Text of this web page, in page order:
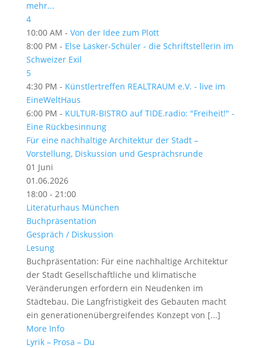
mehr...
4
10:00 AM - Von der Idee zum Plott
8:00 PM - Else Lasker-Schüler - die Schriftstellerin im
Schweizer Exil
5
4:30 PM - Künstlertreffen REALTRAUM e.V. - live im
EineWeltHaus
6:00 PM - KULTUR-BISTRO auf TIDE.radio: "Freiheit!" -
Eine Rückbesinnung
Für eine nachhaltige Architektur der Stadt –
Vorstellung, Diskussion und Gesprächsrunde
01 Juni
01.06.2026
18:00 - 21:00
Literaturhaus München
Buchpräsentation
Gespräch / Diskussion
Lesung
Buchpräsentation: Für eine nachhaltige Architektur
der Stadt Gesellschaftliche und klimatische
Veränderungen erfordern ein Neudenken im
Städtebau. Die Langfristigkeit des Gebauten macht
ein generationenübergreifendes Konzept von [...]
More Info
Lyrik – Prosa – Du